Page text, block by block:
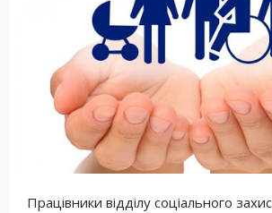
Працівники відділу соціального